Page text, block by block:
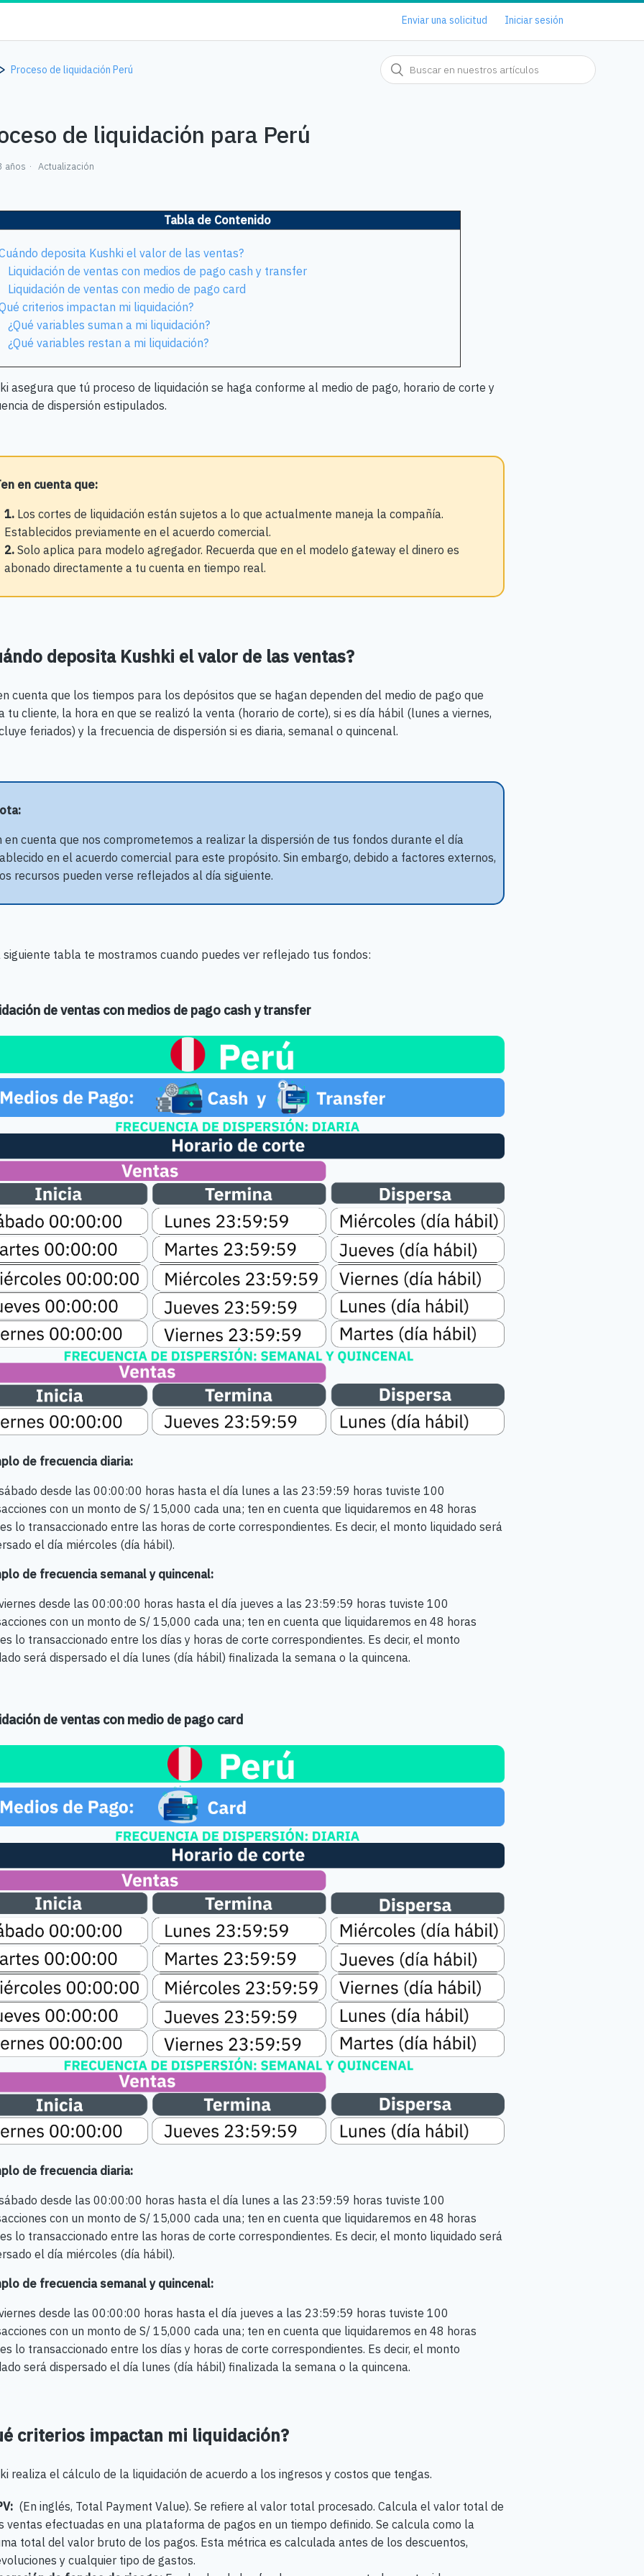
Enviar una solicitud Iniciar sesión
Proceso de liquidación Perú
de liquidación para Perú
años Actualización
Tabla de Contenido
deposita Kushki el valor de las ventas?
Liquidación de ventas con medios de pago cash y transfer
Liquidación de ventas con medio de pago card
criterios impactan mi liquidación?
¿Qué variables suman a mi liquidación?
¿Qué variables restan a mi liquidación?
asegura que tú proceso de liquidación se haga conforme al medio de pago, horario de corte y
de dispersión estipulados.
en cuenta que:
1.Los cortes de liquidación están sujetos a lo que actualmente maneja la compañía.
Establecidos previamente en el acuerdo comercial.
2.Solo aplica para modelo agregador. Recuerda que en el modelo gateway el dinero es
abonado directamente a tu cuenta en tiempo real.
deposita Kushki el valor de las ventas?
cuenta que los tiempos para los depósitos que se hagan dependen del medio de pago que
tu cliente, la hora en que se realizó la venta (horario de corte), si es día hábil (lunes a viernes,
feriados) y la frecuencia de dispersión si es diaria, semanal o quincenal.
en cuenta que nos comprometemos a realizar la dispersión de tus fondos durante el día
en el acuerdo comercial para este propósito. Sin embargo, debido a factores externos,
recursos pueden verse reflejados al día siguiente.
siguiente tabla te mostramos cuando puedes ver reflejado tus fondos:
de ventas con medios de pago cash y transfer
de frecuencia diaria:
desde las 00:00:00 horas hasta el día lunes a las 23:59:59 horas tuviste 100
con un monto de S/ 15,000 cada una; ten en cuenta que liquidaremos en 48 horas
lo transaccionado entre las horas de corte correspondientes. Es decir, el monto liquidado será
el día miércoles (día hábil).
de frecuencia semanal y quincenal:
desde las 00:00:00 horas hasta el día jueves a las 23:59:59 horas tuviste 100
con un monto de S/ 15,000 cada una; ten en cuenta que liquidaremos en 48 horas
lo transaccionado entre los días y horas de corte correspondientes. Es decir, el monto
será dispersado el día lunes (día hábil) finalizada la semana o la quincena.
de ventas con medio de pago card
de frecuencia diaria:
desde las 00:00:00 horas hasta el día lunes a las 23:59:59 horas tuviste 100
con un monto de S/ 15,000 cada una; ten en cuenta que liquidaremos en 48 horas
lo transaccionado entre las horas de corte correspondientes. Es decir, el monto liquidado será
el día miércoles (día hábil).
de frecuencia semanal y quincenal:
desde las 00:00:00 horas hasta el día jueves a las 23:59:59 horas tuviste 100
con un monto de S/ 15,000 cada una; ten en cuenta que liquidaremos en 48 horas
lo transaccionado entre los días y horas de corte correspondientes. Es decir, el monto
será dispersado el día lunes (día hábil) finalizada la semana o la quincena.
criterios impactan mi liquidación?
realiza el cálculo de la liquidación de acuerdo a los ingresos y costos que tengas.
(En inglés, Total Payment Value). Se refiere al valor total procesado. Calcula el valor total de
ventas efectuadas en una plataforma de pagos en un tiempo definido. Se calcula como la
total del valor bruto de los pagos. Esta métrica es calculada antes de los descuentos,
y cualquier tipo de gastos.